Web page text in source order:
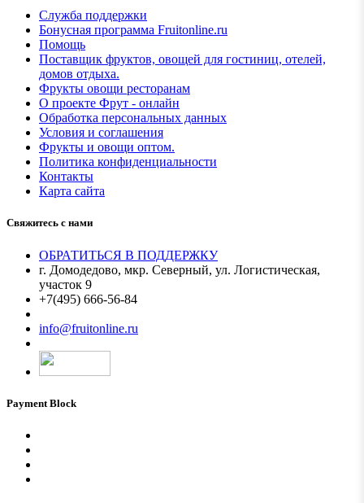
Служба поддержки
Бонусная программа Fruitonline.ru
Помощь
Поставщик фруктов, овощей для гостиниц, отелей,
домов отдыха.
Фрукты овощи ресторанам
О проекте Фрут - онлайн
Обработка персональных данных
Условия и соглашения
Фрукты и овощи оптом.
Политика конфиденциальности
Контакты
Карта сайта
Свяжитесь с нами
ОБРАТИТЬСЯ В ПОДДЕРЖКУ
г. Домодедово, мкр. Северный, ул. Логистическая,
участок 9
+7(495) 666-56-84
info@fruitonline.ru
Payment Block